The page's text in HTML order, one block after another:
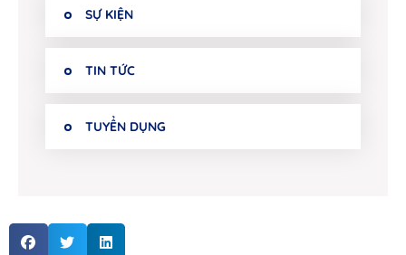
SỰ KIỆN
TIN TỨC
TUYỂN DỤNG